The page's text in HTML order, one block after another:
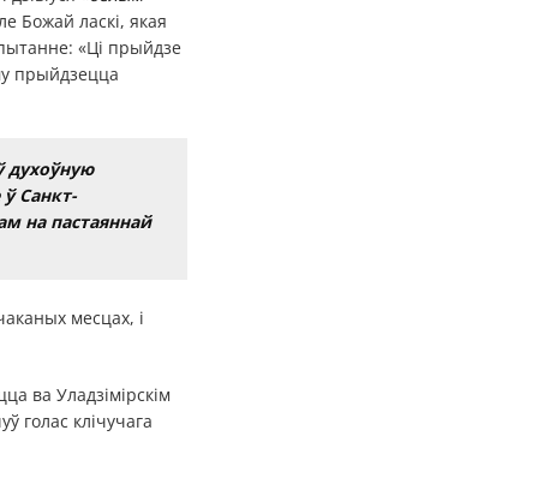
Божай ласкі, якая
«Ці прыйдзе
прыйдзецца
духоўную
ў Санкт-
на пастаяннай
месцах, і
ва Уладзімірскім
голас клічучага